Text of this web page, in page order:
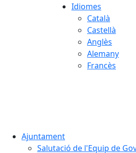
Idiomes
Català
Castellà
Anglès
Alemany
Francès
Ajuntament
Salutació de l'Equip de